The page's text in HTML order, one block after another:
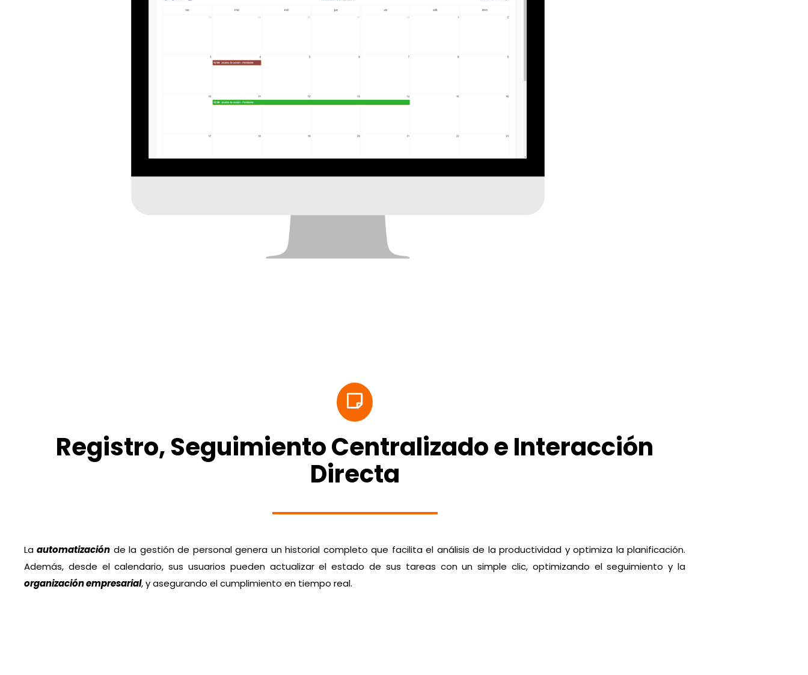
Registro, Seguimiento Centralizado e Interacción
Directa
Laautomatización de la gestión de personal genera un historial completo que facilita el análisis de la productividad y optimiza la planificación.
Además, desde el calendario, sus usuarios pueden actualizar el estado de sus tareas con un simple clic, optimizando el seguimiento y la
organización empresarial, y asegurando el cumplimiento en tiempo real.